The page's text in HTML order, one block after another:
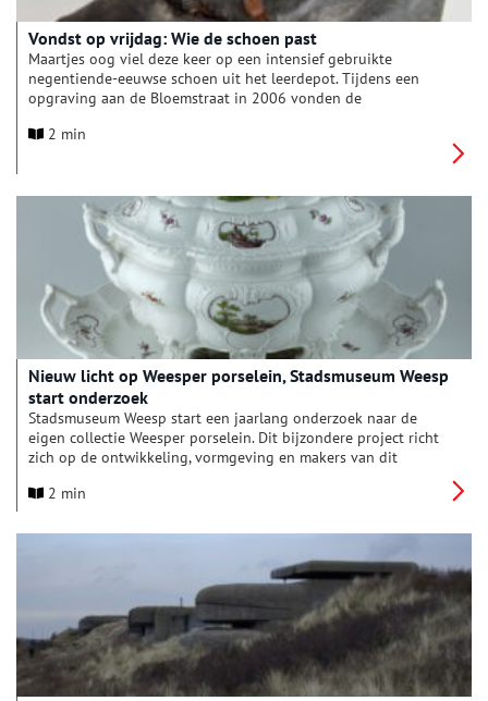
Vondst op vrijdag: Wie de schoen past
Maartjes oog viel deze keer op een intensief gebruikte
negentiende-eeuwse schoen uit het leerdepot. Tijdens een
opgraving aan de Bloemstraat in 2006 vonden de
Afkomstig uit de vijftiende tot de negentiende eeuw. Tussen al
veterschoen in maat 38, met een hak van 3 centimeter en een
schacht van 18 centimeter hoog.
2 min
Nieuw licht op Weesper porselein, Stadsmuseum Weesp
start onderzoek
Stadsmuseum Weesp start een jaarlang onderzoek naar de
eigen collectie Weesper porselein. Dit bijzondere project richt
zich op de ontwikkeling, vormgeving en makers van dit
uitgevoerd door onderzoeker Senna van Dam en is mogelijk
2 min